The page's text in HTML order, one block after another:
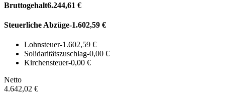
Bruttogehalt6.244,61 €
Steuerliche Abzüge-1.602,59 €
Lohnsteuer-1.602,59 €
Solidaritätszuschlag-0,00 €
Kirchensteuer-0,00 €
Netto
4.642,02 €